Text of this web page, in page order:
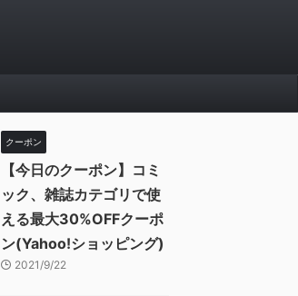
クーポン
【今日のクーポン】コミ
ック、雑誌カテゴリで使
える最大30%OFFクーポ
ン(Yahoo!ショッピング)
2021/9/22